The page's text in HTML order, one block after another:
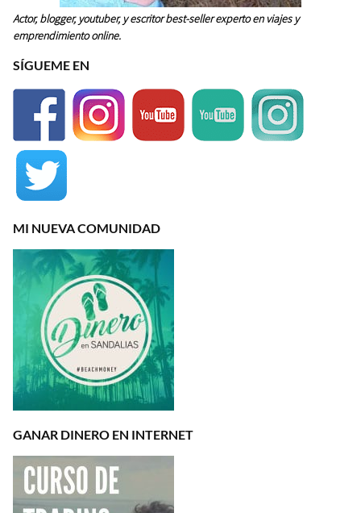
Actor, blogger, youtuber, y escritor best-seller experto en viajes y
emprendimiento online.
SÍGUEME EN
MI NUEVA COMUNIDAD
GANAR DINERO EN INTERNET